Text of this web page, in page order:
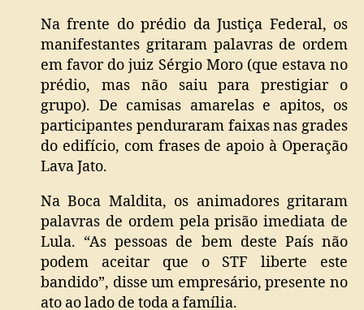
Na frente do prédio da Justiça Federal, os
manifestantes gritaram palavras de ordem
em favor do juiz Sérgio Moro (que estava no
prédio, mas não saiu para prestigiar o
grupo). De camisas amarelas e apitos, os
participantes penduraram faixas nas grades
do edifício, com frases de apoio à Operação
Lava Jato.
Na Boca Maldita, os animadores gritaram
palavras de ordem pela prisão imediata de
Lula. “As pessoas de bem deste País não
podem aceitar que o STF liberte este
bandido”, disse um empresário, presente no
ato ao lado de toda a família.